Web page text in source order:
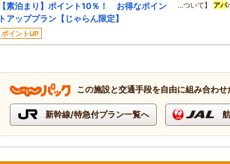
【素泊まり】ポイント10％！ お得なポイン
トアッププラン【じゃらん限定】
ポイントUP
…ついて】 アパ
この施設と交通手段を自由に組み合わ
新幹線/特急付プラン一覧へ